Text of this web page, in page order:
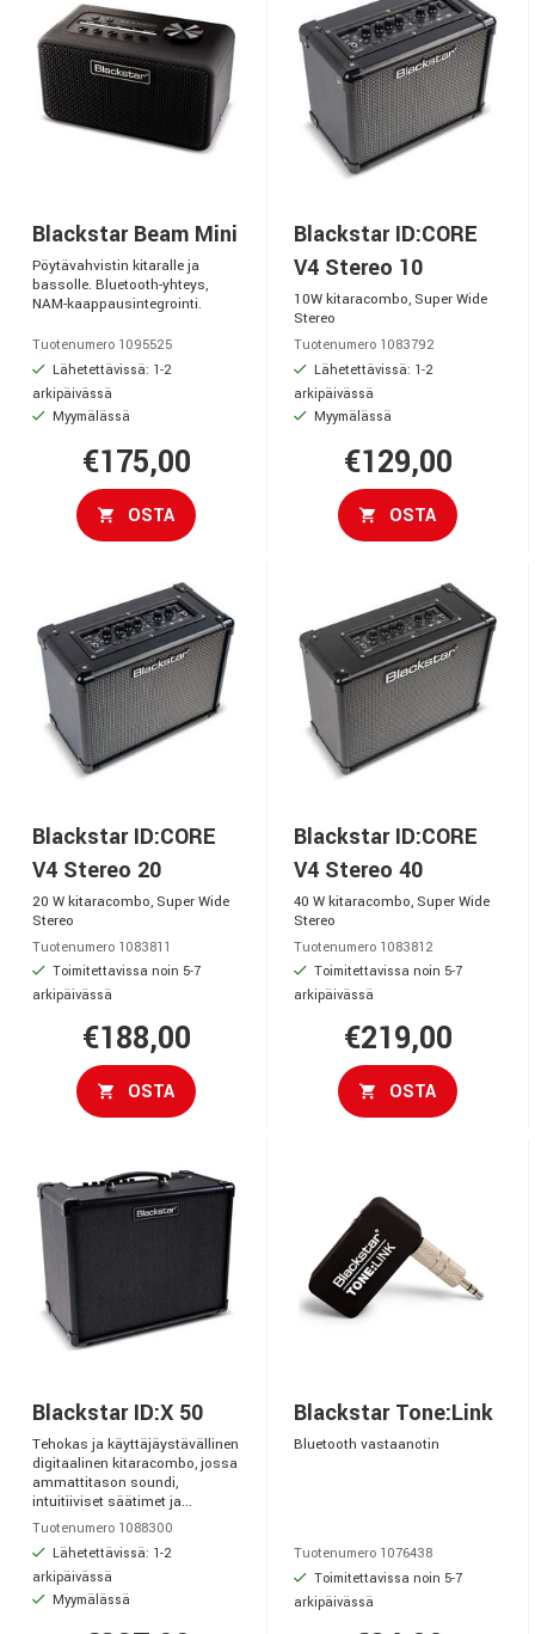
Blackstar Beam Mini
Pöytävahvistin kitaralle ja
bassolle. Bluetooth-yhteys,
NAM-kaappausintegrointi.
Tuotenumero 1095525
Lähetettävissä: 1-2
arkipäivässä
Myymälässä
€175,00
OSTA
Blackstar ID:CORE
V4 Stereo 10
10W kitaracombo, Super Wide
Stereo
Tuotenumero 1083792
Lähetettävissä: 1-2
arkipäivässä
Myymälässä
€129,00
OSTA
Blackstar ID:CORE
V4 Stereo 20
20 W kitaracombo, Super Wide
Stereo
Tuotenumero 1083811
Toimitettavissa noin 5-7
arkipäivässä
€188,00
OSTA
Blackstar ID:CORE
V4 Stereo 40
40 W kitaracombo, Super Wide
Stereo
Tuotenumero 1083812
Toimitettavissa noin 5-7
arkipäivässä
€219,00
OSTA
Blackstar ID:X 50
Tehokas ja käyttäjäystävällinen
digitaalinen kitaracombo, jossa
ammattitason soundi,
intuitiiviset säätimet ja...
Tuotenumero 1088300
Lähetettävissä: 1-2
arkipäivässä
Myymälässä
Blackstar Tone:Link
Bluetooth vastaanotin
Tuotenumero 1076438
Toimitettavissa noin 5-7
arkipäivässä